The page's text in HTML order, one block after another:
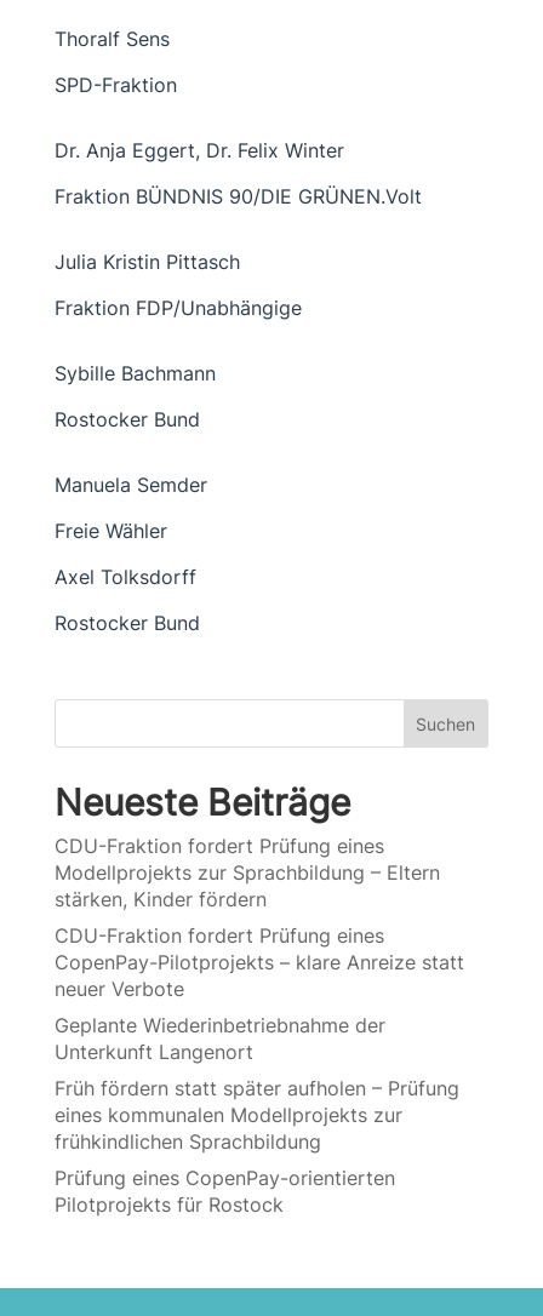
Thoralf Sens
SPD-Fraktion
Dr. Anja Eggert, Dr. Felix Winter
Fraktion BÜNDNIS 90/DIE GRÜNEN.Volt
Julia Kristin Pittasch
Fraktion FDP/Unabhängige
Sybille Bachmann
Rostocker Bund
Manuela Semder
Freie Wähler
Axel Tolksdorff
Rostocker Bund
Suchen
Neueste Beiträge
CDU-Fraktion fordert Prüfung eines
Modellprojekts zur Sprachbildung – Eltern
stärken, Kinder fördern
CDU-Fraktion fordert Prüfung eines
CopenPay-Pilotprojekts – klare Anreize statt
neuer Verbote
Geplante Wiederinbetriebnahme der
Unterkunft Langenort
Früh fördern statt später aufholen – Prüfung
eines kommunalen Modellprojekts zur
frühkindlichen Sprachbildung
Prüfung eines CopenPay-orientierten
Pilotprojekts für Rostock